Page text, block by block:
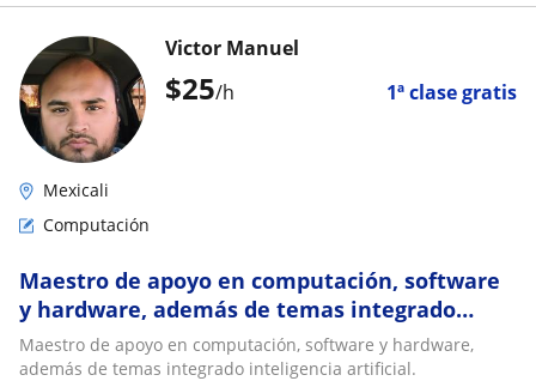
$25/h 1ª clase gratis
Victor Manuel
Mexicali
Computación
Maestro de apoyo en computación, software
y hardware, además de temas integrado
inteligencia artificial
Maestro de apoyo en computación, software y hardware,
además de temas integrado inteligencia artificial.